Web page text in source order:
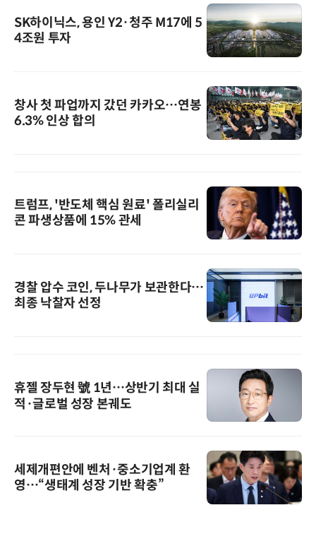
SK하이닉스, 용인 Y2·청주 M17에 5
4조원 투자
창사 첫 파업까지 갔던 카카오…연봉
6.3% 인상 합의
트럼프, '반도체 핵심 원료' 폴리실리
콘 파생상품에 15% 관세
경찰 압수 코인, 두나무가 보관한다…
최종 낙찰자 선정
휴젤 장두현 號 1년…상반기 최대 실
적·글로벌 성장 본궤도
세제개편안에 벤처·중소기업계 환
영…“생태계 성장 기반 확충”